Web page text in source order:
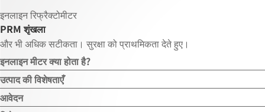
इनलाइन रिफ्रैक्टोमीटर
PRMशृंखला
और भी अधिक सटीकता। सुरक्षा को प्राथमिकता देते हुए।
इनलाइन मीटर क्या होता है?
उत्पाद की विशेषताएँ
आवेदन